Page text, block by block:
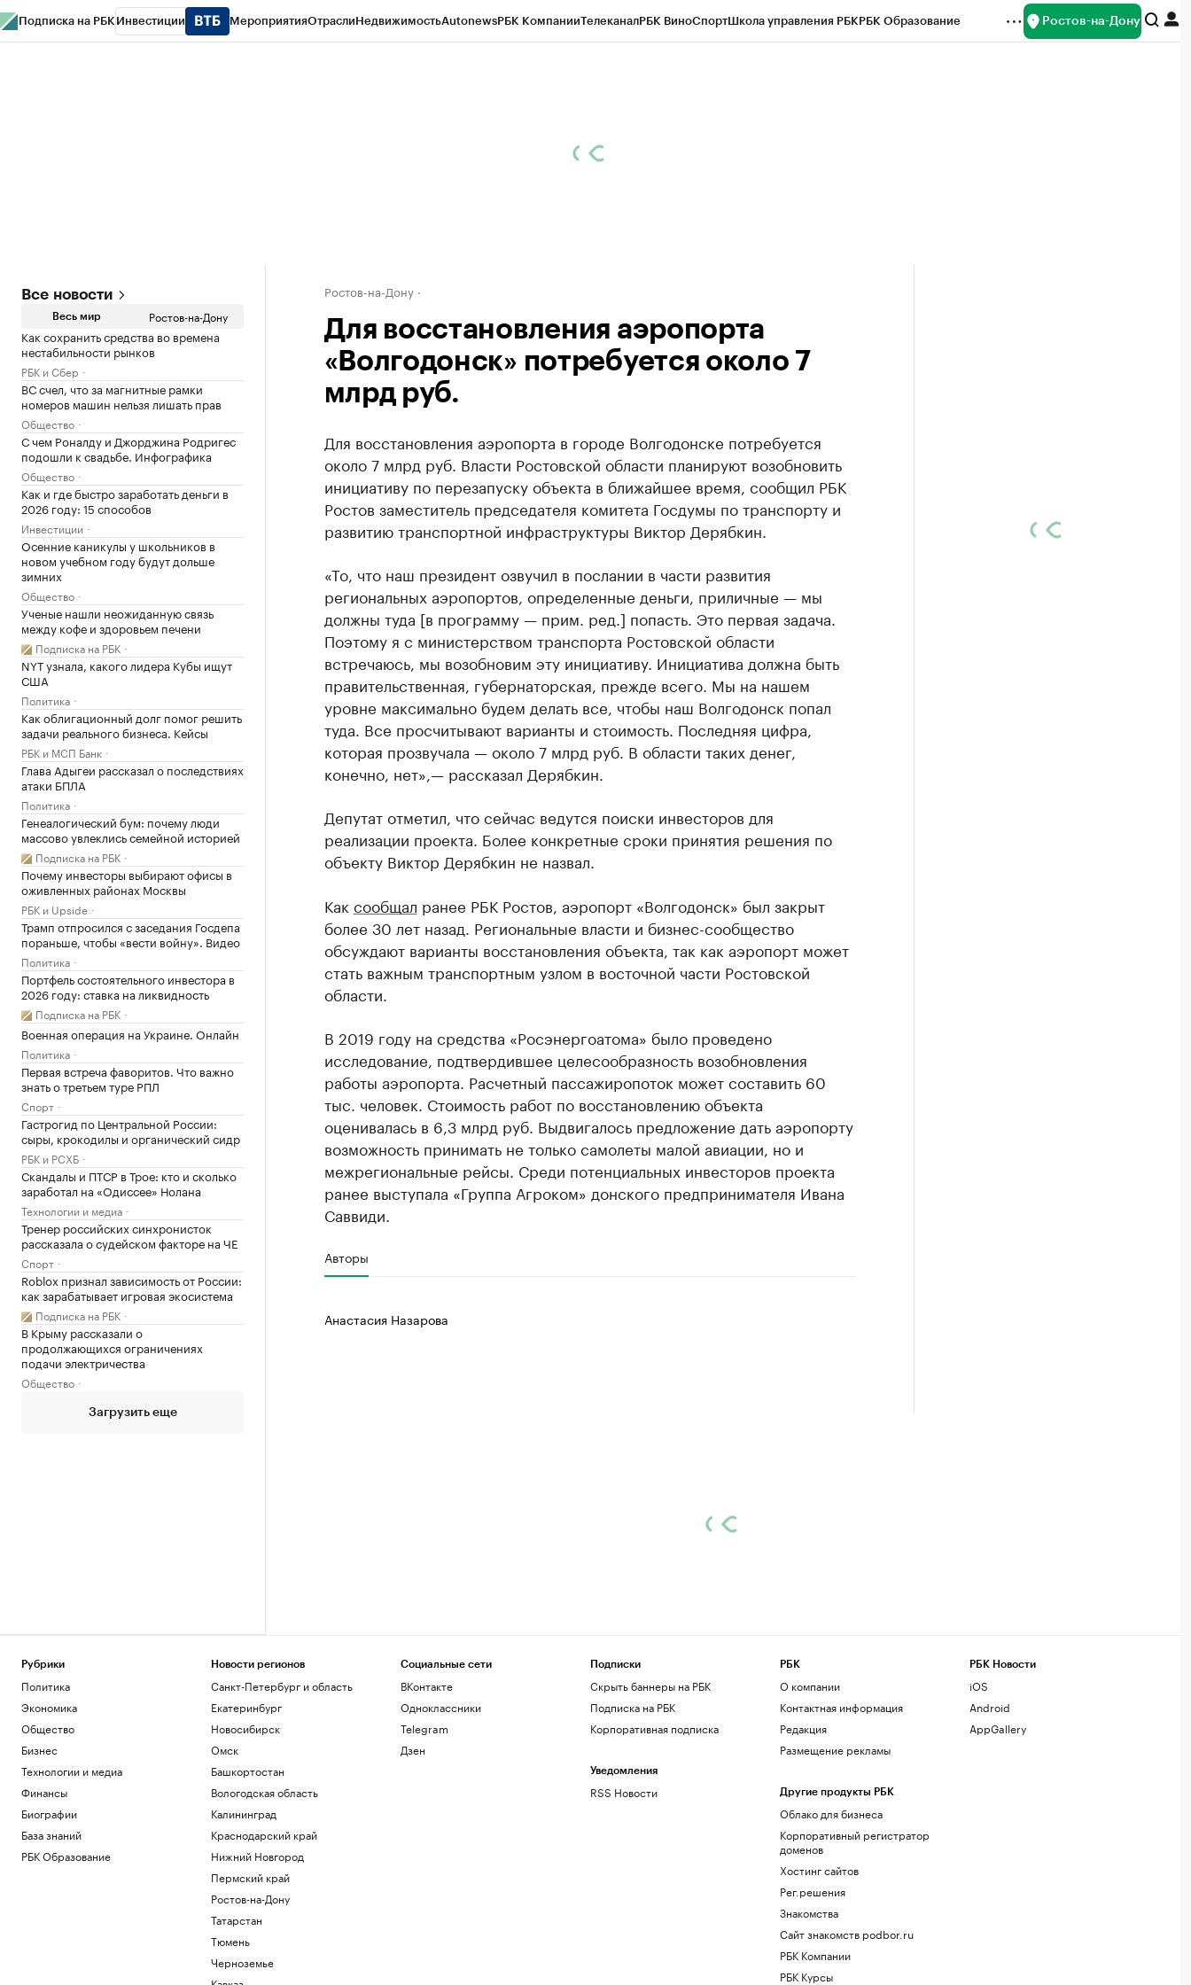
Подписка на РБК Инвестиции МероприятияОтраслиНедвижимостьAutonewsРБК КомпанииТелеканалРБК ВиноСпортШкола управления РБКРБК Образование Ростов-на-Дону
Все новости
Весь мир Ростов-на-Дону
Как сохранить средства во времена
нестабильности рынков
РБК и Сбер
ВС счел, что за магнитные рамки
номеров машин нельзя лишать прав
Общество
С чем Роналду и Джорджина Родригес
подошли к свадьбе. Инфографика
Общество
Как и где быстро заработать деньги в
2026 году: 15 способов
Инвестиции
Осенние каникулы у школьников в
новом учебном году будут дольше
зимних
Общество
Ученые нашли неожиданную связь
между кофе и здоровьем печени
Подписка на РБК
NYT узнала, какого лидера Кубы ищут
США
Политика
Как облигационный долг помог решить
задачи реального бизнеса. Кейсы
РБК и МСП Банк
Глава Адыгеи рассказал о последствиях
атаки БПЛА
Политика
Генеалогический бум: почему люди
массово увлеклись семейной историей
Подписка на РБК
Почему инвесторы выбирают офисы в
оживленных районах Москвы
РБК и Upside
Трамп отпросился с заседания Госдепа
пораньше, чтобы «вести войну». Видео
Политика
Портфель состоятельного инвестора в
2026 году: ставка на ликвидность
Подписка на РБК
Военная операция на Украине. Онлайн
Политика
Первая встреча фаворитов. Что важно
знать о третьем туре РПЛ
Спорт
Гастрогид по Центральной России:
сыры, крокодилы и органический сидр
РБК и РСХБ
Скандалы и ПТСР в Трое: кто и сколько
заработал на «Одиссее» Нолана
Технологии и медиа
Тренер российских синхронисток
рассказала о судейском факторе на ЧЕ
Спорт
Roblox признал зависимость от России:
как зарабатывает игровая экосистема
Подписка на РБК
В Крыму рассказали о
продолжающихся ограничениях
подачи электричества
Общество
Загрузить еще
Ростов-на-Дону
Для восстановления аэропорта
«Волгодонск» потребуется около 7
млрд руб.
Для восстановления аэропорта в городе Волгодонске потребуется
около 7 млрд руб. Власти Ростовской области планируют возобновить
инициативу по перезапуску объекта в ближайшее время, сообщил РБК
Ростов заместитель председателя комитета Госдумы по транспорту и
развитию транспортной инфраструктуры Виктор Дерябкин.
«То, что наш президент озвучил в послании в части развития
региональных аэропортов, определенные деньги, приличные — мы
должны туда [в программу — прим. ред.] попасть. Это первая задача.
Поэтому я с министерством транспорта Ростовской области
встречаюсь, мы возобновим эту инициативу. Инициатива должна быть
правительственная, губернаторская, прежде всего. Мы на нашем
уровне максимально будем делать все, чтобы наш Волгодонск попал
туда. Все просчитывают варианты и стоимость. Последняя цифра,
которая прозвучала — около 7 млрд руб. В области таких денег,
конечно, нет»,— рассказал Дерябкин.
Депутат отметил, что сейчас ведутся поиски инвесторов для
реализации проекта. Более конкретные сроки принятия решения по
объекту Виктор Дерябкин не назвал.
Как сообщал ранее РБК Ростов, аэропорт «Волгодонск» был закрыт
более 30 лет назад. Региональные власти и бизнес-сообщество
обсуждают варианты восстановления объекта, так как аэропорт может
стать важным транспортным узлом в восточной части Ростовской
области.
В 2019 году на средства «Росэнергоатома» было проведено
исследование, подтвердившее целесообразность возобновления
работы аэропорта. Расчетный пассажиропоток может составить 60
тыс. человек. Стоимость работ по восстановлению объекта
оценивалась в 6,3 млрд руб. Выдвигалось предложение дать аэропорту
возможность принимать не только самолеты малой авиации, но и
межрегиональные рейсы. Среди потенциальных инвесторов проекта
ранее выступала «Группа Агроком» донского предпринимателя Ивана
Саввиди.
Авторы
Анастасия Назарова
Рубрики
Политика
Экономика
Общество
Бизнес
Технологии и медиа
Финансы
Биографии
База знаний
РБК Образование
Новости регионов
Санкт-Петербург и область
Екатеринбург
Новосибирск
Омск
Башкортостан
Вологодская область
Калининград
Краснодарский край
Нижний Новгород
Пермский край
Ростов-на-Дону
Татарстан
Тюмень
Черноземье
Социальные сети
ВКонтакте
Одноклассники
Telegram
Дзен
Подписки
Скрыть баннеры на РБК
Подписка на РБК
Корпоративная подписка
Уведомления
RSS Новости
РБК
О компании
Контактная информация
Редакция
Размещение рекламы
Другие продукты РБК
Облако для бизнеса
Корпоративный регистратор
доменов
Хостинг сайтов
Рег.решения
Знакомства
Сайт знакомств podbor.ru
РБК Компании
РБК Курсы
РБК Новости
iOS
Android
AppGallery